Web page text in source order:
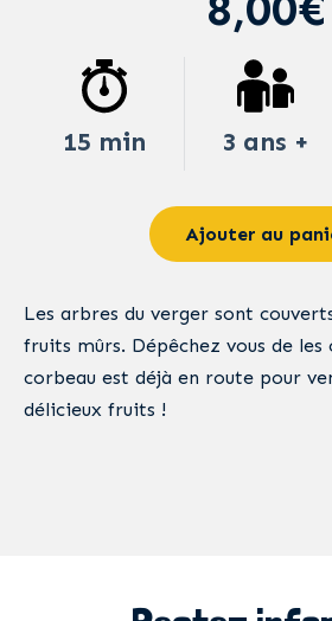
15 min 3 ans +
Ajouter au
Les arbres du verger sont
fruits mûrs. Dépêchez vous de
corbeau est déjà en route pour
délicieux fruits !